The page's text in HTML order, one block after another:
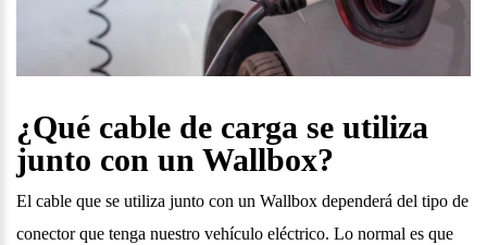
¿Qué cable de carga se utiliza
junto con un Wallbox?
El cable que se utiliza junto con un Wallbox dependerá del tipo de
conector que tenga nuestro vehículo eléctrico. Lo normal es que